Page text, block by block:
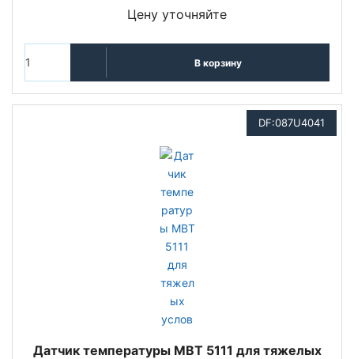
Цену уточняйте
В корзину
DF:087U4041
Датчик температуры MBT 5111 для тяжелых